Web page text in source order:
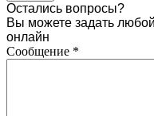
Остались вопросы?
Вы можете задать
онлайн
Сообщение *